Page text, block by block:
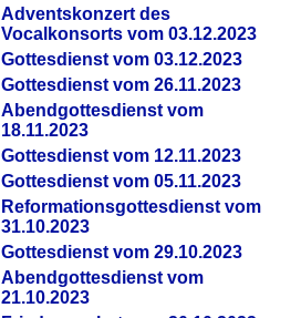
Adventskonzert des
Vocalkonsorts vom 03.12.2023
Gottesdienst vom 03.12.2023
Gottesdienst vom 26.11.2023
Abendgottesdienst vom
18.11.2023
Gottesdienst vom 12.11.2023
Gottesdienst vom 05.11.2023
Reformationsgottesdienst vom
31.10.2023
Gottesdienst vom 29.10.2023
Abendgottesdienst vom
21.10.2023